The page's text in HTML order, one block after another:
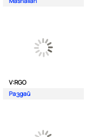
V:RGO
Раздай